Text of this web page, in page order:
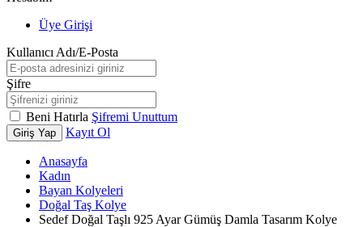
Üye Girişi
Kullanıcı Adı/E-Posta
Şifre
Beni Hatırla Şifremi Unuttum
Giriş Yap Kayıt Ol
Anasayfa
Kadın
Bayan Kolyeleri
Doğal Taş Kolye
Sedef Doğal Taşlı 925 Ayar Gümüş Damla Tasarım Kolye